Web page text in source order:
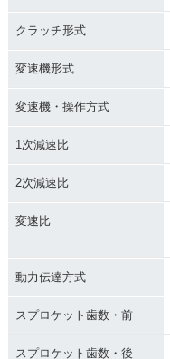
クラッチ形式
変速機形式
変速機・操作方式
1次減速比
2次減速比
変速比
動力伝達方式
スプロケット歯数・前
スプロケット歯数・後